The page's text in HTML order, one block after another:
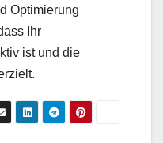
Optimierung
Ihr
ist und die